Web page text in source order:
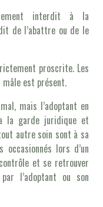
interdit à la
de l’abattre ou de le
proscrite. Les
est présent.
mais l’adoptant en
la garde juridique et
autre soin sont à sa
lors d’un
et se retrouver
l’adoptant ou son